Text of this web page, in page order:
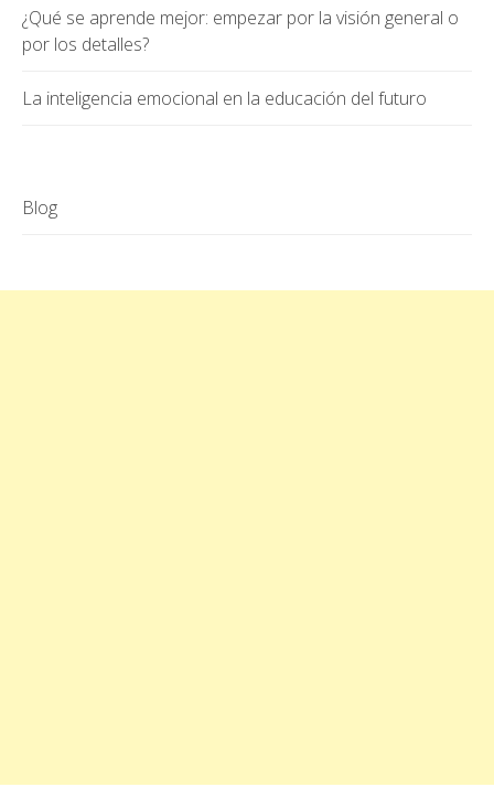
¿Qué se aprende mejor: empezar por la visión general o
por los detalles?
La inteligencia emocional en la educación del futuro
Blog